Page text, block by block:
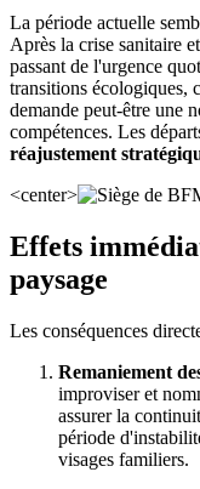
La période actuelle
Après la crise sanitaire
passant de l'urgence
transitions écologiques,
demande peut-être une
compétences. Les
réajustement
<center>
Effets
paysage
Les conséquences
Remaniement
improviser et
assurer la
période
visages familiers.